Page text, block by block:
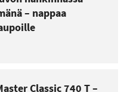
– nappaa
Classic 740 T –